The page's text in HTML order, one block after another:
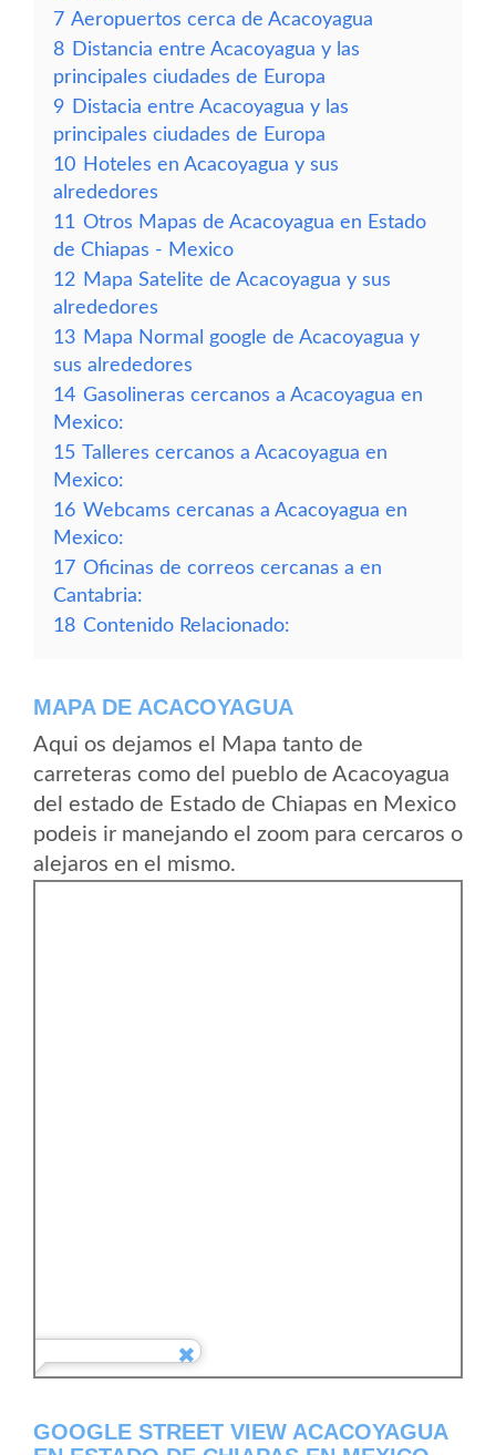
7 Aeropuertos cerca de Acacoyagua
8 Distancia entre Acacoyagua y las
principales ciudades de Europa
9 Distacia entre Acacoyagua y las
principales ciudades de Europa
10 Hoteles en Acacoyagua y sus
alrededores
11 Otros Mapas de Acacoyagua en Estado
de Chiapas - Mexico
12 Mapa Satelite de Acacoyagua y sus
alrededores
13 Mapa Normal google de Acacoyagua y
sus alrededores
14 Gasolineras cercanos a Acacoyagua en
Mexico:
15 Talleres cercanos a Acacoyagua en
Mexico:
16 Webcams cercanas a Acacoyagua en
Mexico:
17 Oficinas de correos cercanas a en
Cantabria:
18 Contenido Relacionado:
MAPA DE ACACOYAGUA
Aqui os dejamos el Mapa tanto de
carreteras como del pueblo de Acacoyagua
del estado de Estado de Chiapas en Mexico
podeis ir manejando el zoom para cercaros o
alejaros en el mismo.
GOOGLE STREET VIEW ACACOYAGUA